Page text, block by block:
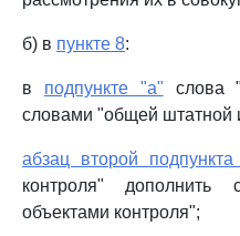
б) в пункте 8:
в подпункте "а" слова
словами "общей штатной
абзац второй
контроля" дополнить
объектами контроля";